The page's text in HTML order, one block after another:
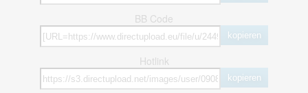
BB Code
kopieren
Hotlink
kopieren